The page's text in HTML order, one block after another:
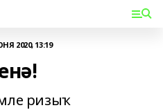
2020, 13:19
ризыҡ